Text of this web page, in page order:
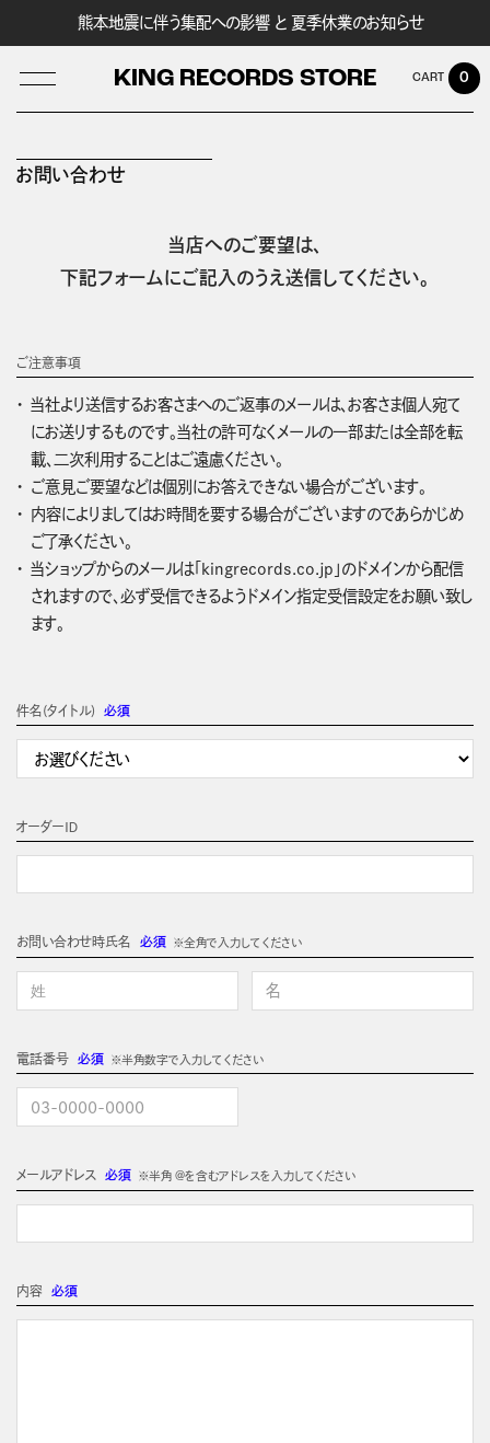
熊本地震に伴う集配への影響 と 夏季休業のお知らせ
KING RECORDS STORE 0
お問い合わせ
当店へのご要望は、
下記フォームにご記入のうえ送信してください。
ご注意事項
当社より送信するお客さまへのご返事のメールは、お客さま個人宛て
にお送りするものです。当社の許可なくメールの一部または全部を転
載、二次利用することはご遠慮ください。
ご意見ご要望などは個別にお答えできない場合がございます。
内容によりましてはお時間を要する場合がございますのであらかじめ
ご了承ください。
当ショップからのメールは「kingrecords.co.jp」のドメインから配信
されますので、必ず受信できるようドメイン指定受信設定をお願い致し
ます。
件名(タイトル) 必須
オーダーＩＤ
お問い合わせ時氏名 必須 ※全角で入力してください
電話番号必須 ※半角数字で入力してください
メールアドレス 必須 ※半角 @を含むアドレスを入力してください
内容 必須